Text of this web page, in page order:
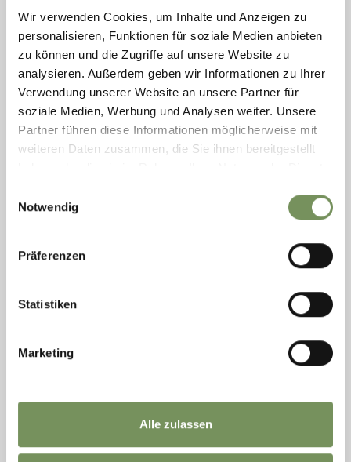
Wir verwenden Cookies, um Inhalte und Anzeigen zu
personalisieren, Funktionen für soziale Medien anbieten
zu können und die Zugriffe auf unsere Website zu
analysieren. Außerdem geben wir Informationen zu Ihrer
Verwendung unserer Website an unsere Partner für
soziale Medien, Werbung und Analysen weiter. Unsere
Partner führen diese Informationen möglicherweise mit
weiteren Daten zusammen, die Sie ihnen bereitgestellt
Notwendig
Präferenzen
Statistiken
Marketing
Alle zulassen
DESPAR NALS
Durchgehende Öffnungszeiten, ein exzellenter Frische-Bereich, eine
großzügige Feinkostabteilung und ...
www.despar.it